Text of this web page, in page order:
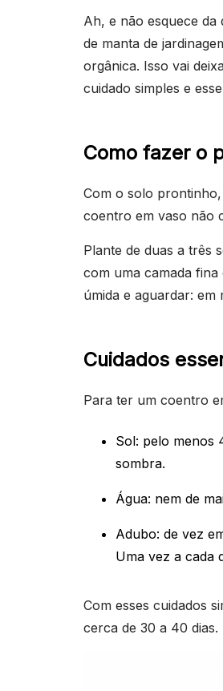
Ah, e não esquece
de manta de
orgânica. Isso vai
cuidado simples e
Como fazer o
Com o solo
coentro em vaso não
Plante de duas a três
com uma camada
úmida e aguardar: em
Cuidados
Para ter um coentro
Sol: pelo menos
sombra.
Água: nem de
Adubo: de vez
Uma vez a cada
Com esses cuidados
cerca de 30 a 40 dias.